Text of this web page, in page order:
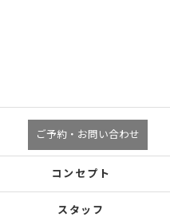
ご予約・お問い合わせ
コンセプト
スタッフ